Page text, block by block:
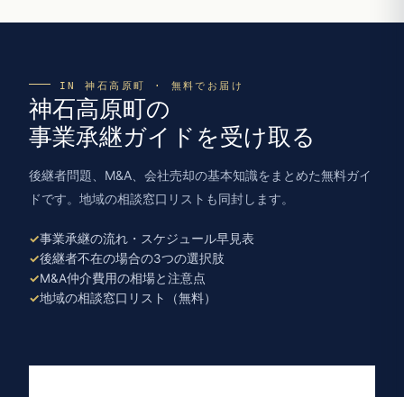
IN 神石高原町 · 無料でお届け
神石高原町の
事業承継ガイドを受け取る
後継者問題、M&A、会社売却の基本知識をまとめた無料ガイ
ドです。地域の相談窓口リストも同封します。
事業承継の流れ・スケジュール早見表
後継者不在の場合の3つの選択肢
M&A仲介費用の相場と注意点
地域の相談窓口リスト（無料）